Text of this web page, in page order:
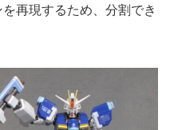
再現するため、分割でき